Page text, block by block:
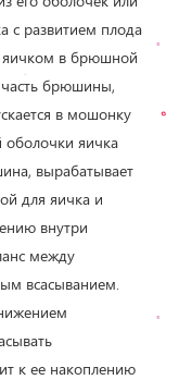
с развитием плода
яичком в брюшной
часть брюшины,
в мошонку
оболочки яичка
вырабатывает
для яичка и
внутри
между
всасыванием.
к ее накоплению